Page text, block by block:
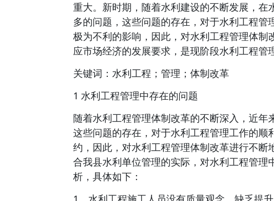
重大。新时期，随着水利建设的不断发展，在
多的问题，这些问题的存在，对于水利工程管
极为不利的影响，因此，对水利工程管理体制
应市场经济的发展要求，是现阶段水利工程管
关键词：水利工程；管理；体制改革
1 水利工程管理中存在的问题
随着水利工程管理体制改革的不断深入，近年
这些问题的存在，对于水利工程管理工作的顺
约，因此，对水利工程管理体制改革进行不断
合我县水利单位管理的实际，对水利工程管理
析，具体如下：